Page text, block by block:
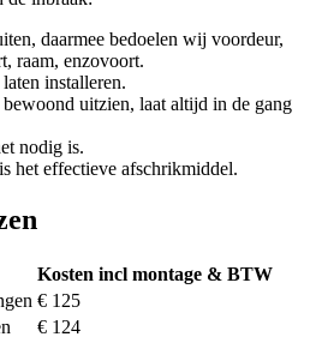
daarmee bedoelen wij voordeur,
raam, enzovoort.
installeren.
uitzien, laat altijd in de gang
nodig is.
het effectieve afschrikmiddel.
Kosten incl montage & BTW
€ 125
€ 124